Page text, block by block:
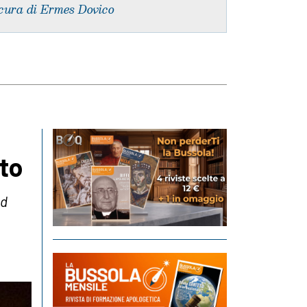
di Ermes Dovico